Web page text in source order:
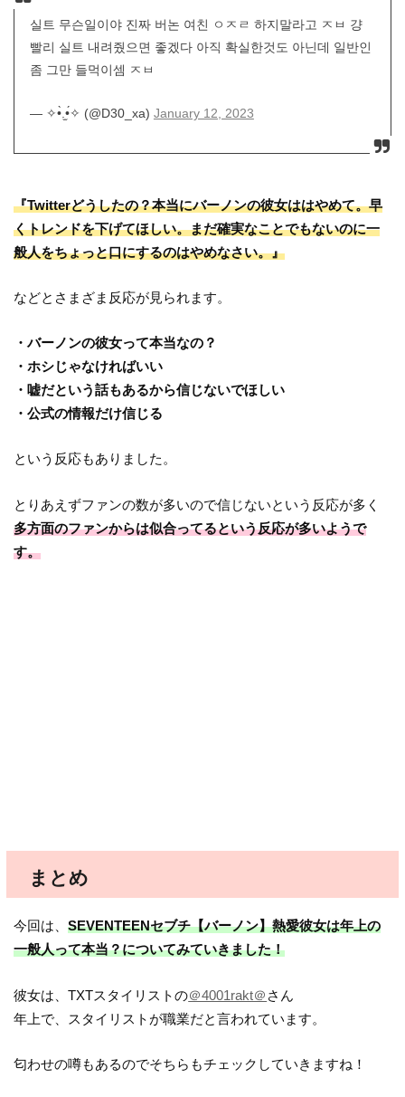
실트 무슨일이야 진짜 버논 여친 ㅇㅈㄹ 하지말라고 ㅈㅂ 걍
빨리 실트 내려줬으면 좋겠다 아직 확실한것도 아닌데 일반인
좀 그만 들먹이셈 ㅈㅂ
— ✧•̀.̫•́✧ (@D30_xa) January 12, 2023
『Twitterどうしたの？本当にバーノンの彼女ははやめて。早
くトレンドを下げてほしい。まだ確実なことでもないのに一
般人をちょっと口にするのはやめなさい。』
などとさまざま反応が見られます。
・バーノンの彼女って本当なの？
・ホシじゃなければいい
・嘘だという話もあるから信じないでほしい
・公式の情報だけ信じる
という反応もありました。
とりあえずファンの数が多いので信じないという反応が多く
多方面のファンからは似合ってるという反応が多いようで
す。
まとめ
今回は、SEVENTEENセブチ【バーノン】熱愛彼女は年上の
一般人って本当？についてみていきました！
彼女は、TXTスタイリストの＠4001rakt＠ さん
年上で、スタイリストが職業だと言われています。
匂わせの噂もあるのでそちらもチェックしていきますね！